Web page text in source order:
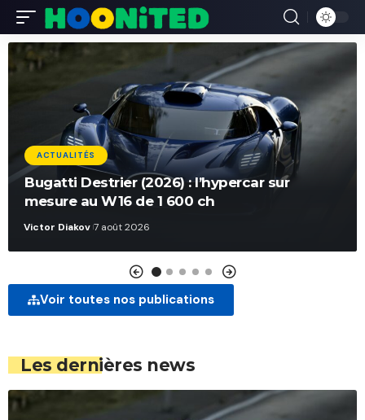
ACTUALITÉS
Bugatti Destrier (2026) : l’hypercar sur
mesure au W16 de 1 600 ch
Victor Diakov 7 août 2026
Voir toutes nos publications
Les dernières news